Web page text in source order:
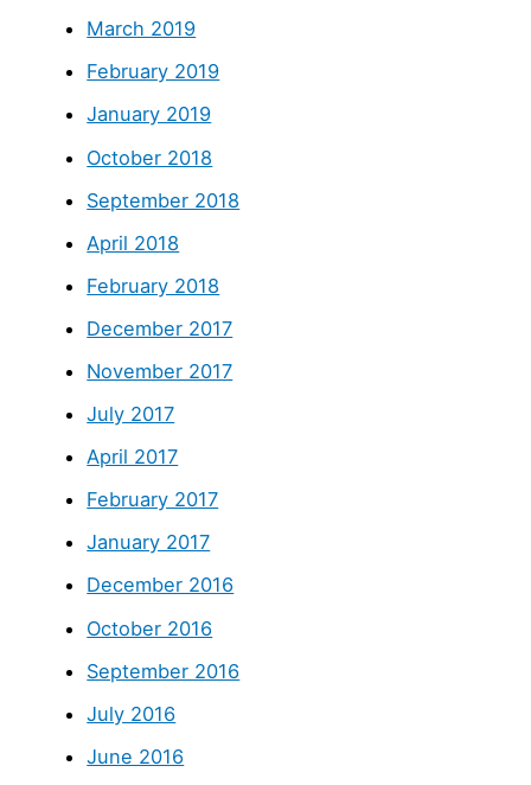
March 2019
February 2019
January 2019
October 2018
September 2018
April 2018
February 2018
December 2017
November 2017
July 2017
April 2017
February 2017
January 2017
December 2016
October 2016
September 2016
July 2016
June 2016